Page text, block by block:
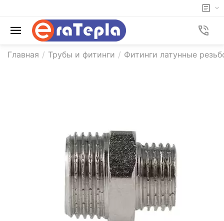
Главная / Трубы и фитинги / Фитинги латунные